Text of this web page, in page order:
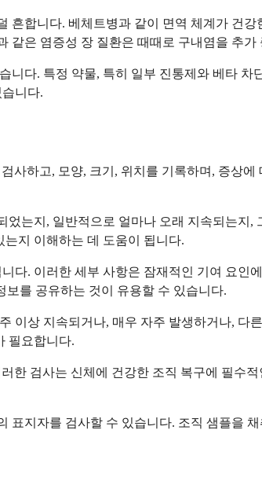
합니다. 베체트병과 같이 면역 체계가 건
은 염증성 장 질환은 때때로 구내염을 추가
다. 특정 약물, 특히 일부 진통제와 베타
니다.
사하고, 모양, 크기, 위치를 기록하며, 증상
는지, 일반적으로 얼마나 오래 지속되는지
지 이해하는 데 도움이 됩니다.
다. 이러한 세부 사항은 잠재적인 기여 요인
보를 공유하는 것이 유용할 수 있습니다.
이상 지속되거나, 매우 자주 발생하거나, 다
필요합니다.
한 검사는 신체에 건강한 조직 복구에 필수
지자를 검사할 수 있습니다. 조직 샘플을